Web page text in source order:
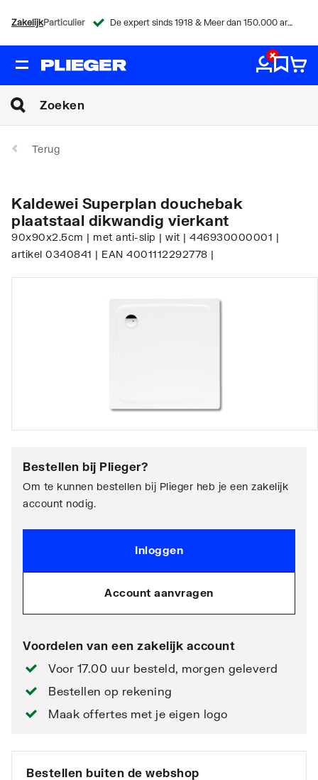
ZakelijkParticulier De expert sinds 1918 & Meer dan 150.000 artikelen
Terug
Kaldewei Superplan douchebak
plaatstaal dikwandig vierkant
90x90x2.5cm | met anti-slip | wit | 446930000001 |
artikel 0340841 | EAN 4001112292778 |
Bestellen bij Plieger?
Om te kunnen bestellen bij Plieger heb je een zakelijk
account nodig.
Inloggen
Account aanvragen
Voordelen van een zakelijk account
Voor 17.00 uur besteld, morgen geleverd
Bestellen op rekening
Maak offertes met je eigen logo
Bestellen buiten de webshop